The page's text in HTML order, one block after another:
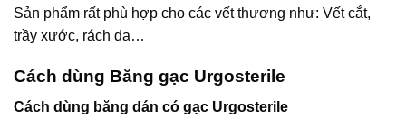
Sản phẩm rất phù hợp cho các vết thương như: Vết cắt,
trầy xước, rách da…
Cách dùng Băng gạc Urgosterile
Cách dùng băng dán có gạc Urgosterile